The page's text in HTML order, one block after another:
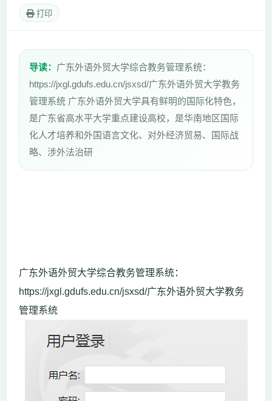
打印
导读： 广东外语外贸大学综合教务管理系统：
https://jxgl.gdufs.edu.cn/jsxsd/广东外语外贸大学教务
管理系统 广东外语外贸大学具有鲜明的国际化特色，
是广东省高水平大学重点建设高校，是华南地区国际
化人才培养和外国语言文化、对外经济贸易、国际战
略、涉外法治研
广东外语外贸大学综合教务管理系统：
https://jxgl.gdufs.edu.cn/jsxsd/广东外语外贸大学教务
管理系统